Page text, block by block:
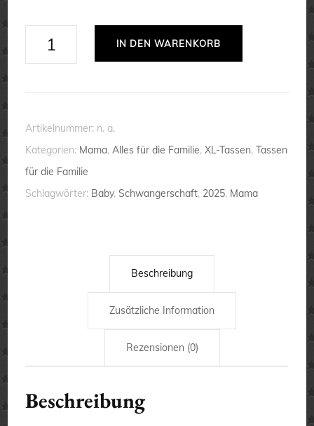
Mama
💕
XL-
Tasse
-
IN DEN WARENKORB
Artikelnummer: n. a.
Kategorien: Mama,Alles für die Familie,XL-Tassen,Tassen
für die Familie
Schlagwörter: Baby,Schwangerschaft, 2025, Mama
Beschreibung
Zusätzliche Information
Rezensionen (0)
Beschreibung